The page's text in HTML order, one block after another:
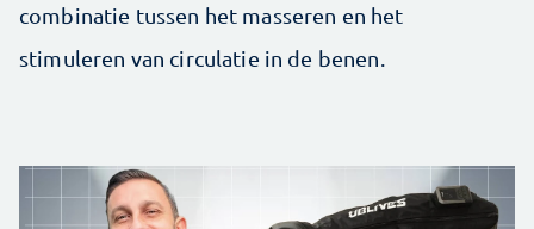
combinatie tussen het masseren en het
stimuleren van circulatie in de benen.